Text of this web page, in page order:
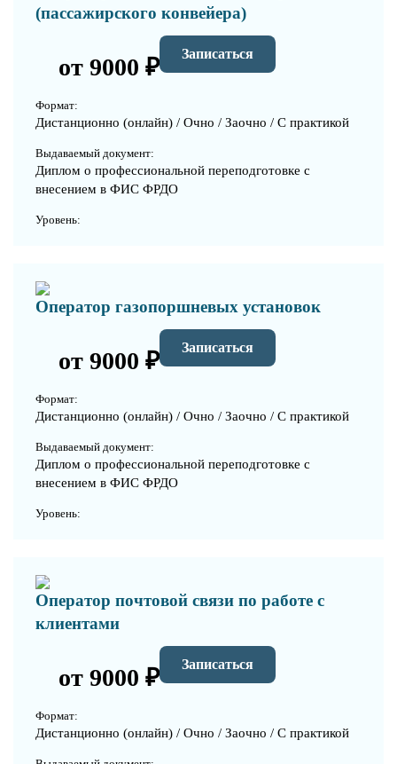
(пассажирского конвейера)
от 9000 ₽ Записаться
Формат:
Дистанционно (онлайн) / Очно / Заочно / С практикой
Выдаваемый документ:
Диплом о профессиональной переподготовке с
внесением в ФИС ФРДО
Уровень:
Оператор газопоршневых установок
от 9000 ₽ Записаться
Формат:
Дистанционно (онлайн) / Очно / Заочно / С практикой
Выдаваемый документ:
Диплом о профессиональной переподготовке с
внесением в ФИС ФРДО
Уровень:
Оператор почтовой связи по работе с
клиентами
от 9000 ₽ Записаться
Формат:
Дистанционно (онлайн) / Очно / Заочно / С практикой